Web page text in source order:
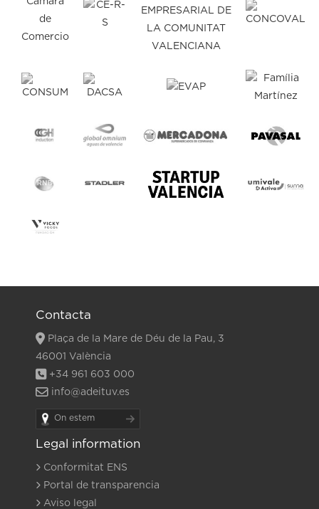
Contacta
Plaça de la Mare de Déu de la Pau, 3
46001 València
+34 961 603 000
info@adeituv.es
On estem
Legal information
Conformitat ENS
Portal de transparencia
Aviso legal